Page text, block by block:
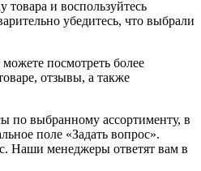
товара и воспользуйтесь
убедитесь, что выбрали
посмотреть более
отзывы, а также
по выбранному ассортименту, в
поле «Задать вопрос».
Наши менеджеры ответят вам в